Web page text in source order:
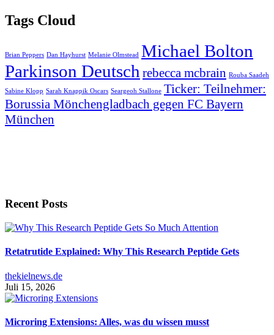
Tags Cloud
Brian Peppers Dan Hayhurst Melanie Olmstead Michael Bolton
Parkinson Deutsch rebecca mcbrain Rouba Saadeh
Sabine Klopp Sarah Knappik Oscars Seargeoh Stallone Ticker: Teilnehmer:
Borussia Mönchengladbach gegen FC Bayern
München
Recent Posts
Retatrutide Explained: Why This Research Peptide Gets
thekielnews.de
Juli 15, 2026
Microring Extensions: Alles, was du wissen musst